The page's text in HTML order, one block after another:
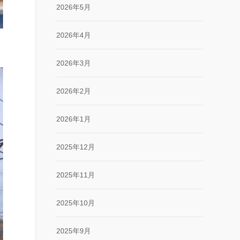
2026年5月
2026年4月
2026年3月
2026年2月
2026年1月
2025年12月
2025年11月
2025年10月
2025年9月